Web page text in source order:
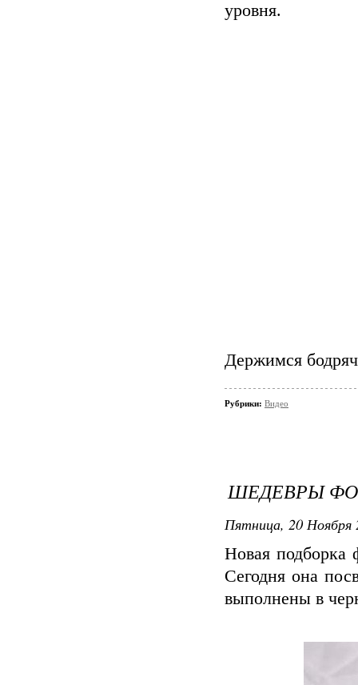
уровня.
Держимся
Рубрики: Видео
ШЕДЕВРЫ
Пятница, 20 Ноября
Новая подборка
Сегодня она
выполнены в